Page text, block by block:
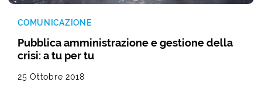
COMUNICAZIONE
Pubblica amministrazione e gestione della
crisi: a tu per tu
25 Ottobre 2018